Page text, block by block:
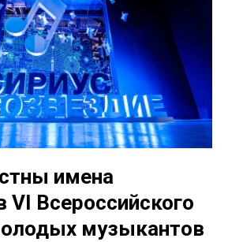
имена
VI Всероссийского
музыкантов